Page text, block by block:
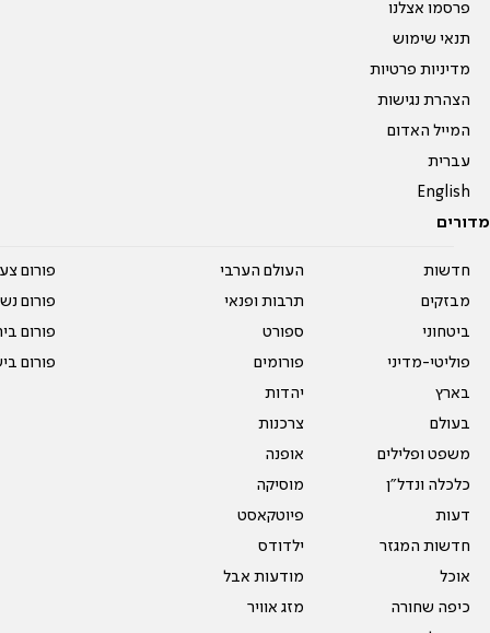
פרסמו אצלנו
תנאי שימוש
מדיניות פרטיות
הצהרת נגישות
המייל האדום
עברית
English
מדורים
חדשות
מבזקים
ביטחוני
פוליטי-מדיני
בארץ
בעולם
משפט ופלילים
כלכלה ונדל"ן
דעות
חדשות המגזר
אוכל
כיפה שחורה
העולם הערבי
תרבות ופנאי
ספורט
פורומים
יהדות
צרכנות
אופנה
מוסיקה
פיוטקאסט
ילדודס
מודעות אבל
מזג אוויר
פורום
פורום
פורום
פורום